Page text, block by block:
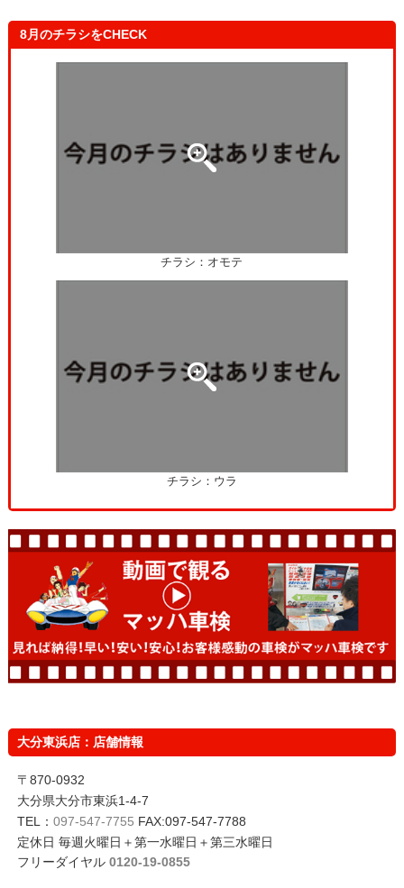
8月のチラシをCHECK
チラシ：オモテ
チラシ：ウラ
大分東浜店：店舗情報
〒870-0932
大分県大分市東浜1-4-7
TEL： 097-547-7755 FAX:097-547-7788
定休日 毎週火曜日＋第一水曜日＋第三水曜日
フリーダイヤル 0120-19-0855